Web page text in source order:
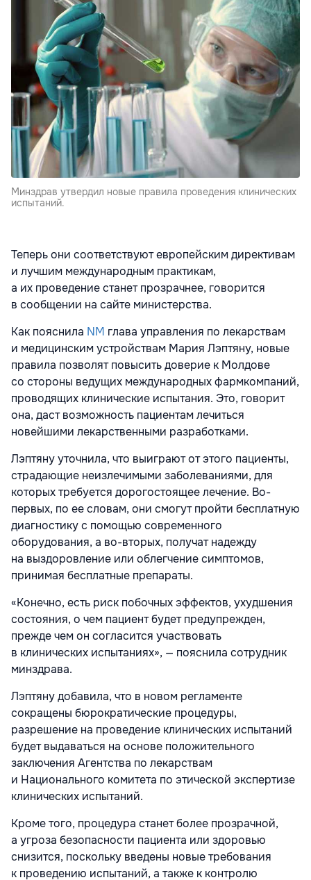
Минздрав утвердил новые правила проведения клинических
испытаний.
Теперь они соответствуют европейским директивам
и лучшим международным практикам,
а их проведение станет прозрачнее, говорится
в сообщении на сайте министерства.
Как пояснила NM глава управления по лекарствам
и медицинским устройствам Мария Лэптяну, новые
правила позволят повысить доверие к Молдове
со стороны ведущих международных фармкомпаний,
проводящих клинические испытания. Это, говорит
она, даст возможность пациентам лечиться
новейшими лекарственными разработками.
Лэптяну уточнила, что выиграют от этого пациенты,
страдающие неизлечимыми заболеваниями, для
которых требуется дорогостоящее лечение. Во-
первых, по ее словам, они смогут пройти бесплатную
диагностику с помощью современного
оборудования, а во-вторых, получат надежду
на выздоровление или облегчение симптомов,
принимая бесплатные препараты.
«Конечно, есть риск побочных эффектов, ухудшения
состояния, о чем пациент будет предупрежден,
прежде чем он согласится участвовать
в клинических испытаниях», — пояснила сотрудник
минздрава.
Лэптяну добавила, что в новом регламенте
сокращены бюрократические процедуры,
разрешение на проведение клинических испытаний
будет выдаваться на основе положительного
заключения Агентства по лекарствам
и Национального комитета по этической экспертизе
клинических испытаний.
Кроме того, процедура станет более прозрачной,
а угроза безопасности пациента или здоровью
снизится, поскольку введены новые требования
к проведению испытаний, а также к контролю